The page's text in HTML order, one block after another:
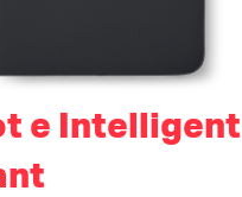
e Intelligent